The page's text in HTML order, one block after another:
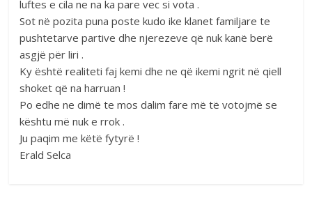
luftes e cila ne na ka pare vec si vota .
Sot në pozita puna poste kudo ike klanet familjare te
pushtetarve partive dhe njerezeve që nuk kanë berë
asgjë për liri .
Ky është realiteti faj kemi dhe ne që ikemi ngrit në qiell
shoket që na harruan !
Po edhe ne dimë te mos dalim fare më të votojmë se
kështu më nuk e rrok .
Ju paqim me këtë fytyrë !
Erald Selca